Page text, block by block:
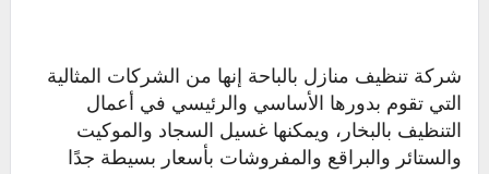
شركة تنظيف منازل بالباحة إنها من الشركات المثالية
التي تقوم بدورها الأساسي والرئيسي في أعمال
التنظيف بالبخار، ويمكنها غسيل السجاد والموكيت
والستائر والبراقع والمفروشات بأسعار بسيطة جدًا